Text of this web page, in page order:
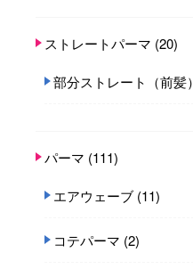
ストレートパーマ (20)
部分ストレート（前髪）
パーマ (111)
エアウェーブ (11)
コテパーマ (2)